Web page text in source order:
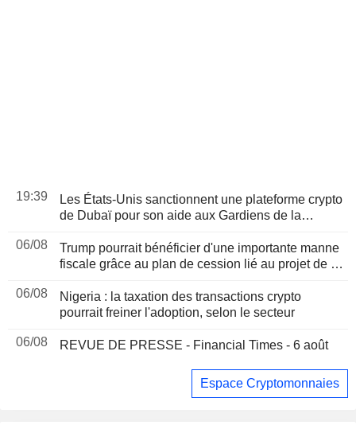
19:39
Les États-Unis sanctionnent une plateforme crypto
de Dubaï pour son aide aux Gardiens de la
06/08
Trump pourrait bénéficier d'une importante manne
fiscale grâce au plan de cession lié au projet de loi
06/08
Nigeria : la taxation des transactions crypto
pourrait freiner l'adoption, selon le secteur
06/08 REVUE DE PRESSE - Financial Times - 6 août
Espace Cryptomonnaies